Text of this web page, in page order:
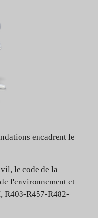
encadrent le
le code de la
l'environnement et
R408-R457-R482-